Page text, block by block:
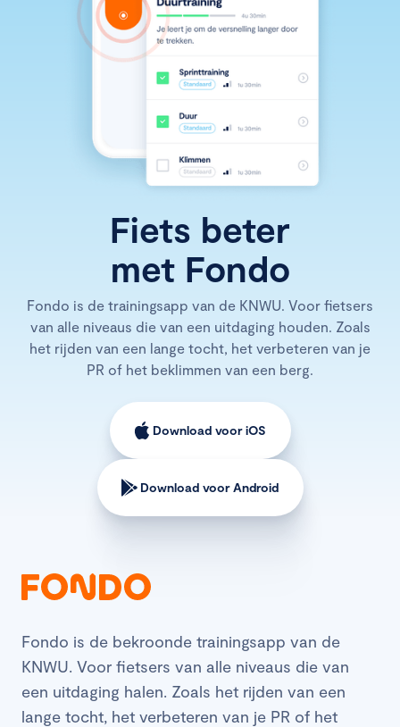
Fiets beter
met Fondo
Fondo is de trainingsapp van de KNWU. Voor fietsers
van alle niveaus die van een uitdaging houden. Zoals
het rijden van een lange tocht, het verbeteren van je
PR of het beklimmen van een berg.
Download voor iOS
Download voor Android
Fondo is de bekroonde trainingsapp van de
KNWU. Voor fietsers van alle niveaus die van
een uitdaging halen. Zoals het rijden van een
lange tocht, het verbeteren van je PR of het